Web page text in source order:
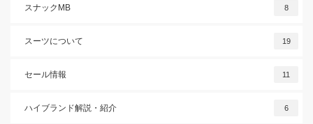
スナックMB 8
スーツについて 19
セール情報 11
ハイブランド解説・紹介 6